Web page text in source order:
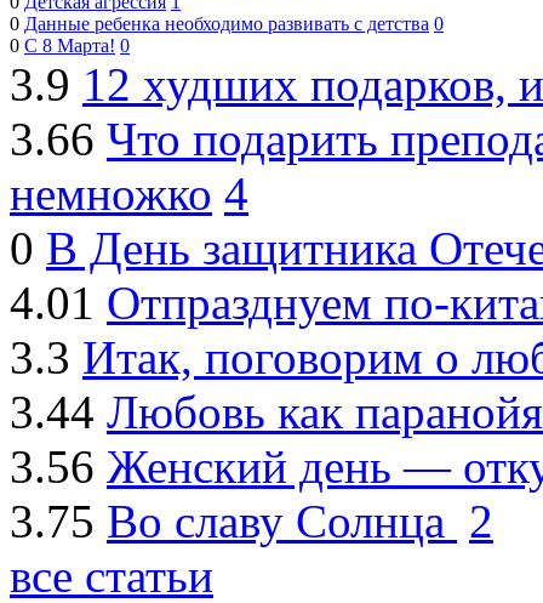
0 Данные ребенка необходимо развивать с детства 0
0 С 8 Марта! 0
3.9 12 худших подарков,
3.66 Что подарить
немножко 4
0 В День защитника
4.01 Отпразднуем по-
3.3 Итак, поговорим о
3.44 Любовь как
3.56 Женский день —
3.75 Во славу Солнца 2
все статьи